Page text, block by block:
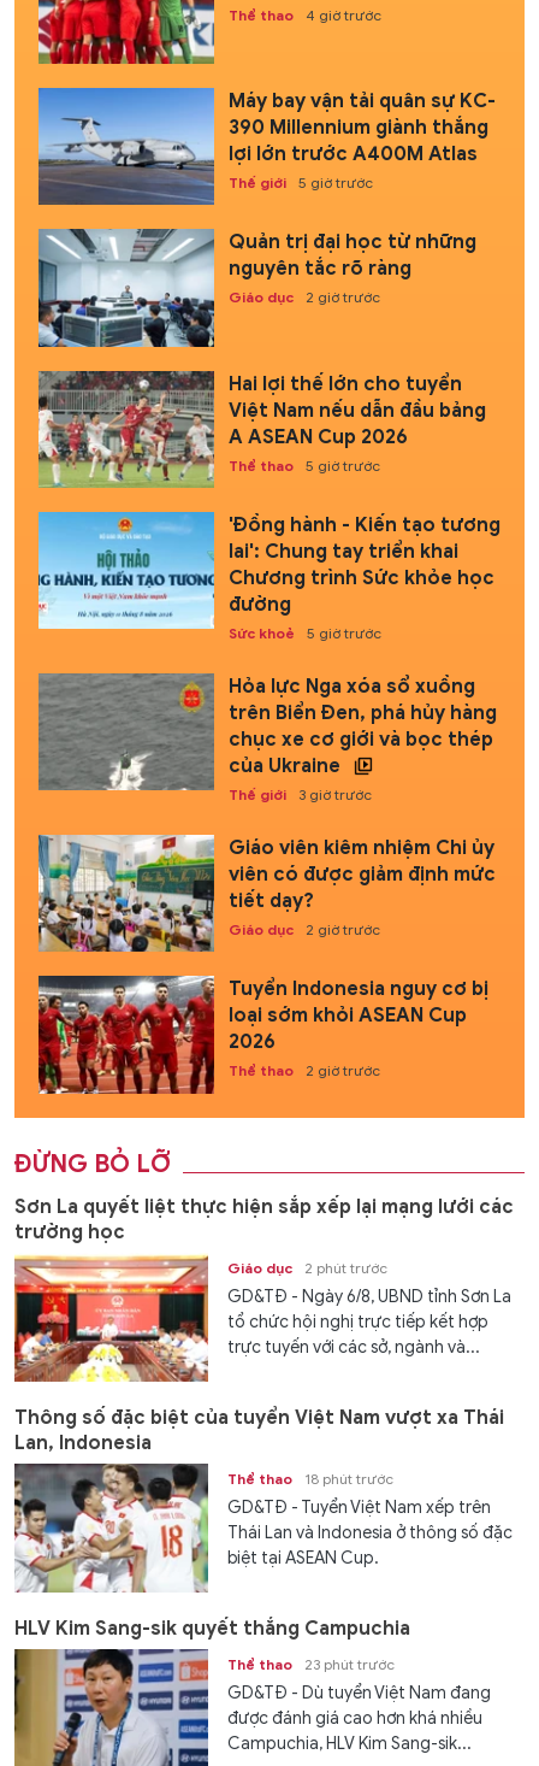
Thể thao 4 giờ trước
Máy bay vận tải quân sự KC-
390 Millennium giành thắng
lợi lớn trước A400M Atlas
Thế giới 5 giờ trước
Quản trị đại học từ những
nguyên tắc rõ ràng
Giáo dục 2 giờ trước
Hai lợi thế lớn cho tuyển
Việt Nam nếu dẫn đầu bảng
A ASEAN Cup 2026
Thể thao 5 giờ trước
'Đồng hành - Kiến tạo tương
lai': Chung tay triển khai
Chương trình Sức khỏe học
đường
Sức khoẻ 5 giờ trước
Hỏa lực Nga xóa sổ xuồng
trên Biển Đen, phá hủy hàng
chục xe cơ giới và bọc thép
của Ukraine
Thế giới 3 giờ trước
Giáo viên kiêm nhiệm Chi ủy
viên có được giảm định mức
tiết dạy?
Giáo dục 2 giờ trước
Tuyển Indonesia nguy cơ bị
loại sớm khỏi ASEAN Cup
2026
Thể thao 2 giờ trước
ĐỪNG BỎ LỠ
Sơn La quyết liệt thực hiện sắp xếp lại mạng lưới các
trường học
Giáo dục 2 phút trước
GD&TĐ - Ngày 6/8, UBND tỉnh Sơn La
tổ chức hội nghị trực tiếp kết hợp
trực tuyến với các sở, ngành và...
Thông số đặc biệt của tuyển Việt Nam vượt xa Thái
Lan, Indonesia
Thể thao 18 phút trước
GD&TĐ - Tuyển Việt Nam xếp trên
Thái Lan và Indonesia ở thông số đặc
biệt tại ASEAN Cup.
HLV Kim Sang-sik quyết thắng Campuchia
Thể thao 23 phút trước
GD&TĐ - Dù tuyển Việt Nam đang
được đánh giá cao hơn khá nhiều
Campuchia, HLV Kim Sang-sik...